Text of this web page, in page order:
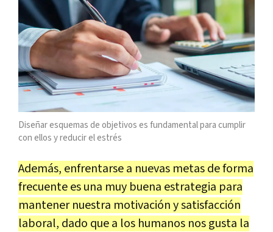
Diseñar esquemas de objetivos es fundamental para cumplir
con ellos y reducir el estrés
Además, enfrentarse a nuevas metas de forma
frecuente es una muy buena estrategia para
mantener nuestra motivación y satisfacción
laboral, dado que a los humanos nos gusta la